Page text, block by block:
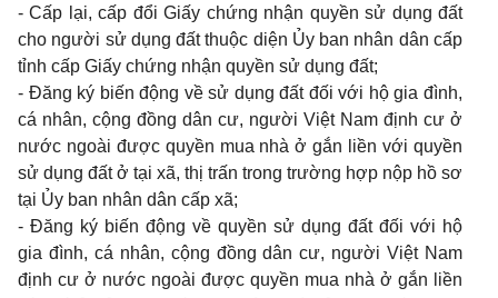
- Cấp lại, cấp đổi Giấy chứng nhận quyền sử dụng đất
cho người sử dụng đất thuộc diện Ủy ban nhân dân cấp
tỉnh cấp Giấy chứng nhận quyền sử dụng đất;
- Đăng ký biến động về sử dụng đất đối với hộ gia đình,
cá nhân, cộng đồng dân cư, người Việt Nam định cư ở
nước ngoài được quyền mua nhà ở gắn liền với quyền
sử dụng đất ở tại xã, thị trấn trong trường hợp nộp hồ sơ
tại Ủy ban nhân dân cấp xã;
- Đăng ký biến động về quyền sử dụng đất đối với hộ
gia đình, cá nhân, cộng đồng dân cư, người Việt Nam
định cư ở nước ngoài được quyền mua nhà ở gắn liền